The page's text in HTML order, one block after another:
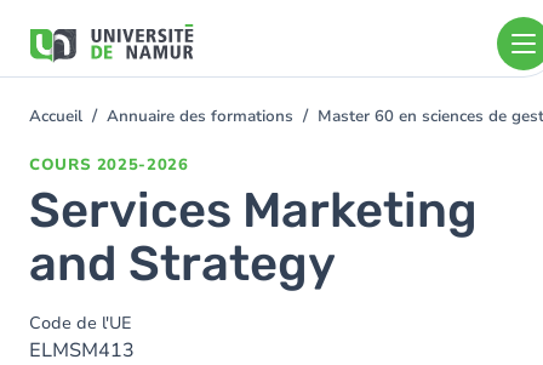
contenu
You
Accueil Annuaire des formations Master 60 en sciences de
COURS 2025-2026
Services Marketing
and Strategy
Code de l'UE
ELMSM413